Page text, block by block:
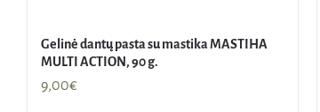
Gelinė dantų pasta su mastika MASTIHA
MULTI ACTION, 90 g.
9,00€